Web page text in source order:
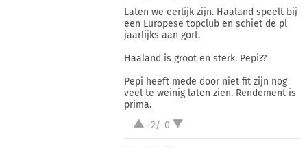
Laten we eerlijk zijn. Haaland speelt bij
een Europese topclub en schiet de pl
jaarlijks aan gort.
Haaland is groot en sterk. Pepi??
Pepi heeft mede door niet fit zijn nog
veel te weinig laten zien. Rendement is
prima.
+2/-0